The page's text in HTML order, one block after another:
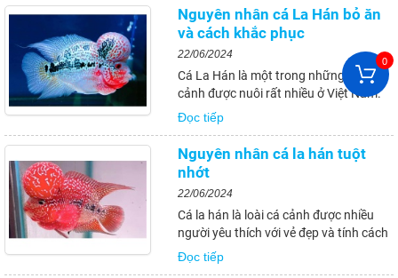
có thể tạo ra một môi trường sống...
Nguyên nhân cá La Hán bỏ ăn
và cách khắc phục
22/06/2024
Cá La Hán là một trong những loại cá
cảnh được nuôi rất nhiều ở Việt Nam.
Với vẻ đẹp và tính cách hiền lành,
chúng đã trở thành một trong những
loài cá được yêu thích nhất. Tuy nhiên,
việc cá La Hán bị bỏ ăn là một vấn đề...
Đọc tiếp
Nguyên nhân cá la hán tuột
nhớt
22/06/2024
Cá la hán là loài cá cảnh được nhiều
người yêu thích với vẻ đẹp và tính cách
hung dữ. Tuy nhiên, như bất kỳ sinh vật
nào khác, chúng cũng có thể mắc phải
Đọc tiếp
0